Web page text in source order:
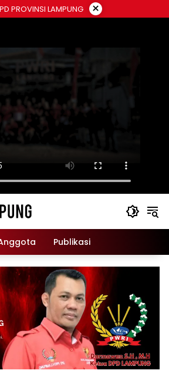
PROVINSI LAMPUNG ×
Publikasi